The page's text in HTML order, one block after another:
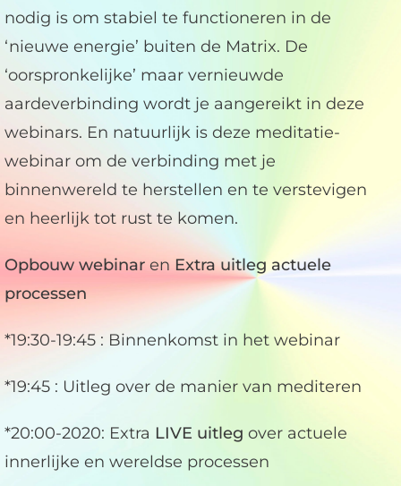
nodig is om stabiel te functioneren in de
‘nieuwe energie’ buiten de Matrix. De
‘oorspronkelijke’ maar vernieuwde
aardeverbinding wordt je aangereikt in deze
webinars. En natuurlijk is deze meditatie-
webinar om de verbinding met je
binnenwereld te herstellen en te verstevigen
en heerlijk tot rust te komen.
Opbouw webinar en Extra uitleg actuele
processen
*19:30-19:45 : Binnenkomst in het webinar
*19:45 : Uitleg over de manier van mediteren
*20:00-2020: Extra LIVE uitleg over actuele
innerlijke en wereldse processen